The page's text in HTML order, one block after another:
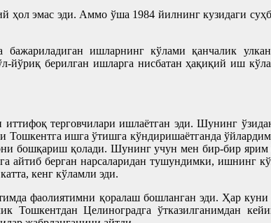
эмас эди. Аммо ўша 1984 йилнинг кузидаги
ишларнинг кўлами қанчалик
йўриқ берилган ишларга нисбатан ҳақиқий иш
терговчилари ишлаётган эди. Шунинг
ишга ўтишга кўндиришаётганда
бошқариш қолади. Шунинг учун мен бир-бир
берган нарсаларидан тушундимки, ишнинг
кенг кўламли эди.
фаолиятимни қоралаш бошланган эди. Ҳар куни
Тошкентдан Целиноградга ўтказилганимдан